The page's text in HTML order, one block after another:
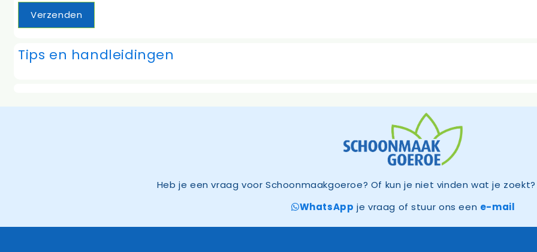
Tips en handleidingen
Heb je een vraag voor Schoonmaakgoeroe? Of kun je niet vinden wat je
WhatsApp je vraag of stuur ons een e-mail